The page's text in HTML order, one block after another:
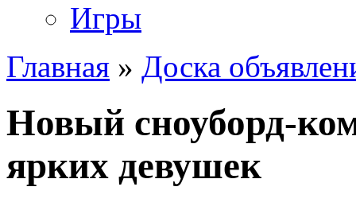
Игры
Главная » Доска
Новый сноуборд-
ярких девушек